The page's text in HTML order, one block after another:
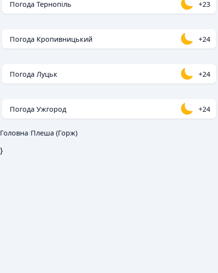
Погода Тернопіль +23
Погода Кропивницький +24
Погода Луцьк +24
Погода Ужгород +24
Головна/Плеша (Горж)
}